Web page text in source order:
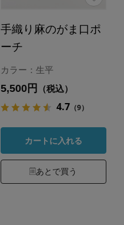
手織り麻のがま口ポ
ーチ
カラー：生平
5,500円 （税込）
4.7（9）
カートに入れる
あとで買う